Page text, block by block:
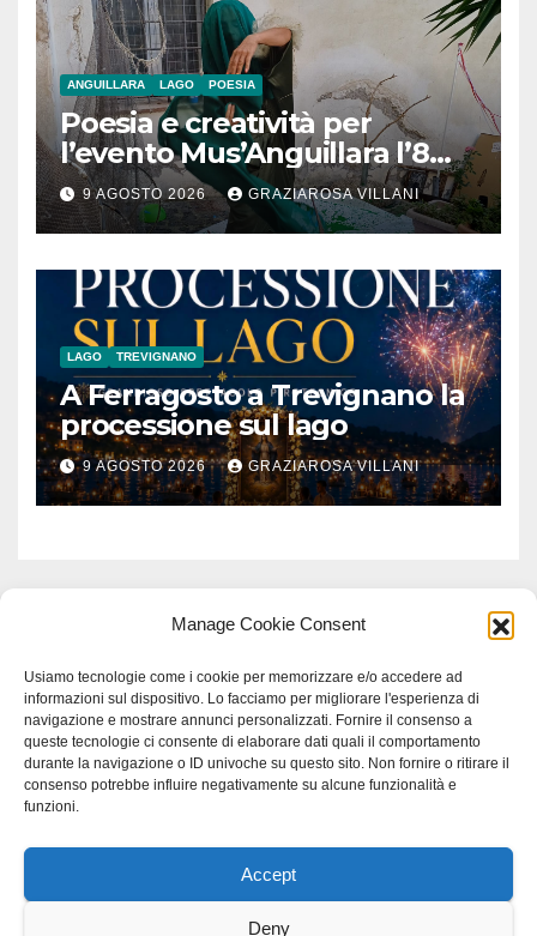
Manage Cookie Consent
Usiamo tecnologie come i cookie per memorizzare e/o accedere ad
informazioni sul dispositivo. Lo facciamo per migliorare l'esperienza di
navigazione e mostrare annunci personalizzati. Fornire il consenso a
queste tecnologie ci consente di elaborare dati quali il comportamento
durante la navigazione o ID univoche su questo sito. Non fornire o ritirare il
consenso potrebbe influire negativamente su alcune funzionalità e
funzioni.
Accept
Deny
ANGUILLARA LAGO POESIA
Poesia e creatività per
l’evento Mus’Anguillara l’8
agosto 2026 al Museo
Contadino
9 AGOSTO 2026 GRAZIAROSA VILLANI
LAGO TREVIGNANO
A Ferragosto a Trevignano la
processione sul lago
9 AGOSTO 2026 GRAZIAROSA VILLANI
Proudly powered by WordPress|Tema: Newspaperex di